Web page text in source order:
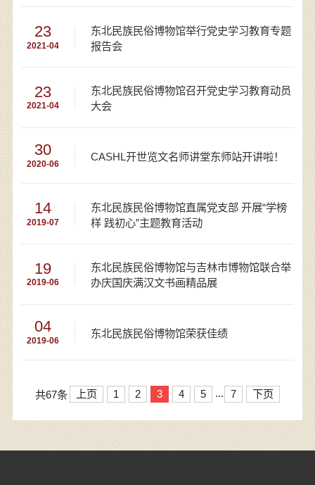
23
2021-04
东北民族民俗博物馆举行党史学习教育专题
报告会
23
2021-04
东北民族民俗博物馆召开党史学习教育动员
大会
30
2020-06
CASHL开世览文名师讲堂东师站开讲啦！
14
2019-07
东北民族民俗博物馆直属党支部 开展“学榜
样 践初心”主题教育活动
19
2019-06
东北民族民俗博物馆与吉林市博物馆联合举
办庆国庆满汉文书画精品展
04
2019-06
东北民族民俗博物馆荣获佳绩
共67条 上页 1 2 3 4 5 ... 7 下页